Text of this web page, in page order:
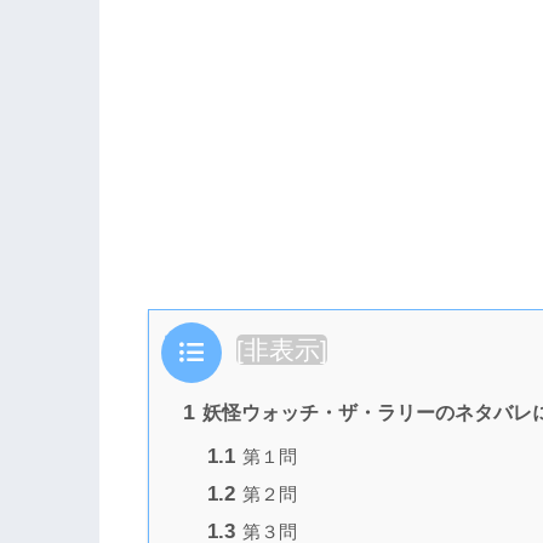
目次 [非表示]
1 妖怪ウォッチ・ザ・ラリーのネタバレ
1.1 第１問
1.2 第２問
1.3 第３問